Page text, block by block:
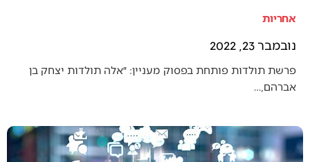
אחריות
נובמבר 23, 2022
פרשת תולדות פותחת בפסוק מעניין: ״אלה תולדות יצחק בן
אברהם,…